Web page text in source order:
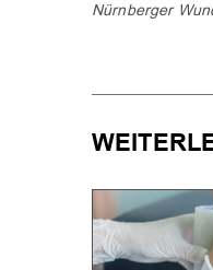
Nürnberger